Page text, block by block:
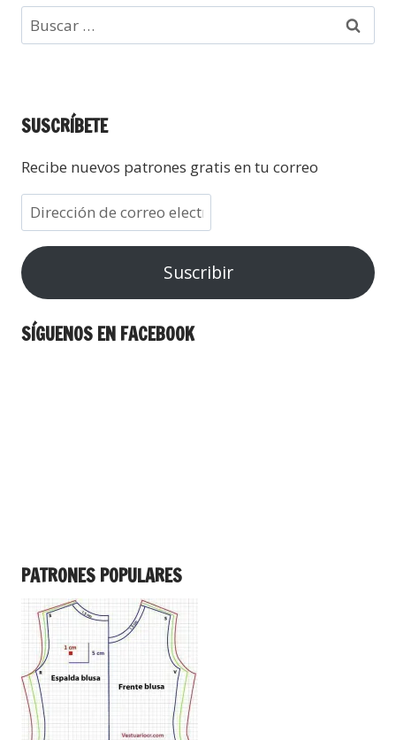
SUSCRÍBETE
Recibe nuevos patrones gratis en tu correo
Suscribir
SÍGUENOS EN FACEBOOK
PATRONES POPULARES